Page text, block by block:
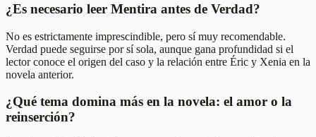
¿Es necesario leer Mentira antes de Verdad?
No es estrictamente imprescindible, pero sí muy recomendable.
Verdad puede seguirse por sí sola, aunque gana profundidad si el
lector conoce el origen del caso y la relación entre Éric y Xenia en la
novela anterior.
¿Qué tema domina más en la novela: el amor o la
reinserción?